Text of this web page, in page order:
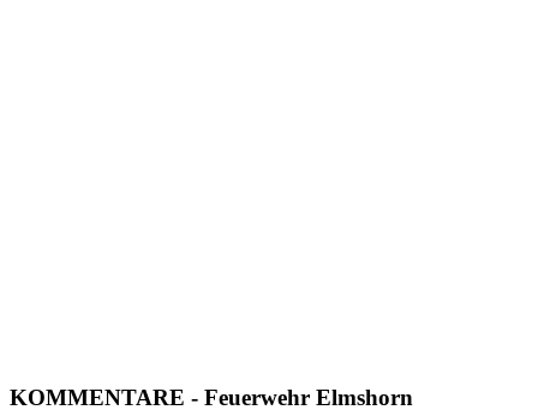
KOMMENTARE - Feuerwehr Elmshorn